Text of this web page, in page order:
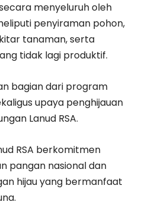
menyeluruh oleh
penyiraman pohon,
tanaman, serta
tidak lagi produktif.
bagian dari program
upaya penghijauan
Lanud RSA.
RSA berkomitmen
pangan nasional dan
hijau yang bermanfaat